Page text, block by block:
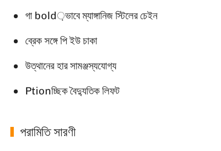
গা bold়ভাবে ম্যাঙ্গানিজ স্টিলের চেইন
ব্রেক সঙ্গে পি ইউ চাকা
উত্থানের হার সামঞ্জস্যযোগ্য
Ptionচ্ছিক বৈদ্যুতিক লিফট
পরামিতি সারণী